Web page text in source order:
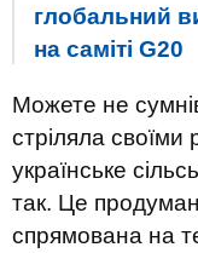
глобальний
на саміті G20
Можете не
стріляла своїми
українське
так. Це
спрямована на